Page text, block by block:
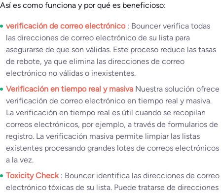
Así es como funciona y por qué es beneficioso:
verificación de correo electrónico : Bouncer verifica todas
las direcciones de correo electrónico de su lista para
asegurarse de que son válidas. Este proceso reduce las tasas
de rebote, ya que elimina las direcciones de correo
electrónico no válidas o inexistentes.
Verificación en tiempo real y masiva Nuestra solución ofrece
verificación de correo electrónico en tiempo real y masiva.
La verificación en tiempo real es útil cuando se recopilan
correos electrónicos, por ejemplo, a través de formularios de
registro. La verificación masiva permite limpiar las listas
existentes procesando grandes lotes de correos electrónicos
a la vez.
Toxicity Check : Bouncer identifica las direcciones de correo
electrónico tóxicas de su lista. Puede tratarse de direcciones